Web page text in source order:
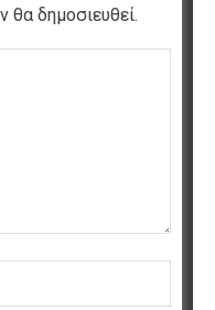
θα δημοσιευθεί.